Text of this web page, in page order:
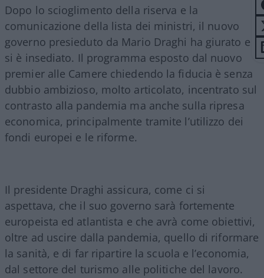
Dopo lo scioglimento della riserva e la
comunicazione della lista dei ministri, il nuovo
governo presieduto da Mario Draghi ha giurato e
si è insediato. Il programma esposto dal nuovo
premier alle Camere chiedendo la fiducia è senza
dubbio ambizioso, molto articolato, incentrato sul
contrasto alla pandemia ma anche sulla ripresa
economica, principalmente tramite l’utilizzo dei
fondi europei e le riforme.
Il presidente Draghi assicura, come ci si
aspettava, che il suo governo sarà fortemente
europeista ed atlantista e che avrà come obiettivi,
oltre ad uscire dalla pandemia, quello di riformare
la sanità, e di far ripartire la scuola e l’economia,
dal settore del turismo alle politiche del lavoro.